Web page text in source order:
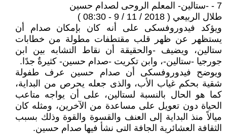
7 - -ستالين- المعلم الروحى لصدام حسين
طلال الربيعي ( 2018 / 11 / 9 - 08:30 )
ويؤكد فيدوروفسكى على أنه كان بإمكان صدام أن
يستظهر عن ظهر قلب مقتطفات مطولة من خطابات
ستالين، ويضيف -والحقيقة أن نقاط التشابه بين ابن
جورجيا -ستالين-، وابن تكريت -صدام حسين- كثيرةٌ جدًا.
ويوضح فيدوروفسكى أن صدام حسين عرف طفولة
شقية بحكم غياب الأب، والذى جعله يحرص من البداية،
كما هو الحال بالنسبة لستالين، على أن يواجه متاعب
الحياة دون تعويل على مساعدة من الآخرين، ومثله كان
ميالاً منذ البداية إلى العنف والقسوة والقوة وذلك بسبب
الثقافة العشائرية الجافة التى نشأ فيها صدام حسين.